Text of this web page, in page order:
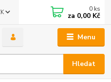
Menu
Hledat
0 ks
za 0,00 Kč